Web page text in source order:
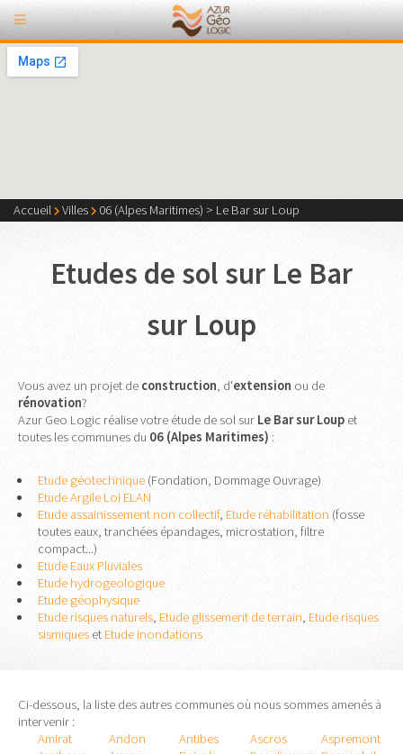
Accueil Villes 06 (Alpes Maritimes) > Le Bar sur Loup
Etudes de sol sur Le Bar
sur Loup
Vous avez un projet de construction , d'extension ou de
rénovation?
Azur Geo Logic réalise votre étude de sol sur Le Bar sur Loup et
toutes les communes du 06 (Alpes Maritimes) :
Etude géotechnique(Fondation, Dommage Ouvrage)
Etude Argile Loi ELAN
Etude assainissement non collectif, Etude réhabilitation (fosse
toutes eaux, tranchées épandages, microstation, filtre
compact...)
Etude Eaux Pluviales
Etude hydrogeologique
Etude géophysique
Etude risques naturels, Etude glissement de terrain, Etude risques
sismiqueset Etude inondations
Ci-dessous, la liste des autres communes où nous sommes amenés à
intervenir :
Amirat
Andon Antibes Ascros
Aspremont